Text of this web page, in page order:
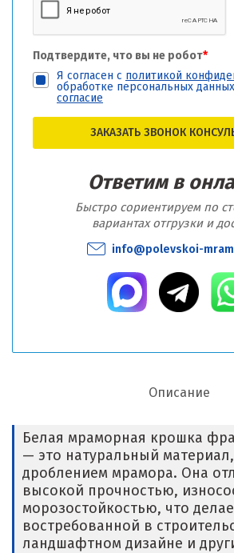
Подтвердите, что вы не робот*
Я согласен с политикой
обработке персональных
согласие
ЗАКАЗАТЬ ЗВОНОК
Ответим в
Быстро сориентируем по
вариантах отгрузки и
info@polevskoi-
Описание
Белая мраморная крошка
— это натуральный
дроблением мрамора. Она
высокой прочностью,
морозостойкостью, что
востребованной в
ландшафтном дизайне и